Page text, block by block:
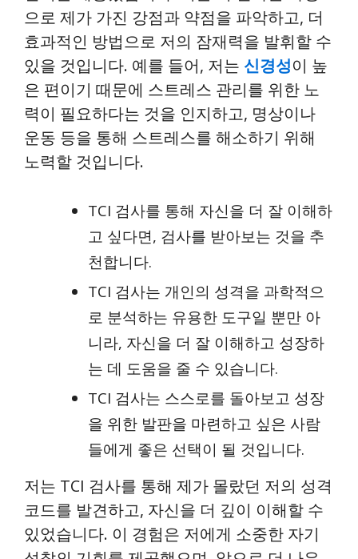
으로 제가 가진 강점과 약점을 파악하고, 더
효과적인 방법으로 저의 잠재력을 발휘할 수
있을 것입니다. 예를 들어, 저는 신경성이 높
은 편이기 때문에 스트레스 관리를 위한 노
력이 필요하다는 것을 인지하고, 명상이나
운동 등을 통해 스트레스를 해소하기 위해
노력할 것입니다.
TCI 검사를 통해 자신을 더 잘 이해하
고 싶다면, 검사를 받아보는 것을 추
천합니다.
TCI 검사는 개인의 성격을 과학적으
로 분석하는 유용한 도구일 뿐만 아
니라, 자신을 더 잘 이해하고 성장하
는 데 도움을 줄 수 있습니다.
TCI 검사는 스스로를 돌아보고 성장
을 위한 발판을 마련하고 싶은 사람
들에게 좋은 선택이 될 것입니다.
저는 TCI 검사를 통해 제가 몰랐던 저의 성격
코드를 발견하고, 자신을 더 깊이 이해할 수
있었습니다. 이 경험은 저에게 소중한 자기